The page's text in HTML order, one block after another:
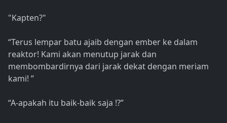
"Kapten?"
“Terus lempar batu ajaib dengan ember ke dalam
reaktor! Kami akan menutup jarak dan
membombardirnya dari jarak dekat dengan meriam
kami! ”
“A-apakah itu baik-baik saja !?”